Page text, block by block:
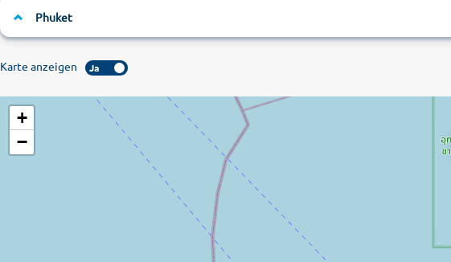
Phuket
Karte anzeigen Ja
+
−